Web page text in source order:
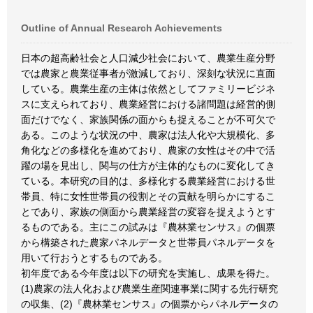
Outline of Annual Research Achievements
日本の超高齢社会と人口減少社会において、農業生産分野
では農家と農業従事者が激減しており、深刻な状況に直面
している。農業生産の主体は依然としてファミリービジネ
スに支えられており、農業経営における諸問題は経営的側
面だけでなく、家族関係の面からも捉えることが不可欠で
ある。このような状況の中、農家は法人化や大規模化、多
角化などの多様化を進めており、農家の女性はその中で活
躍の場を見出し、関与の仕方が主体的なものに変化してき
ている。本研究の目的は、多様化する農業経営における世
帯員、特に女性世帯員の役割とその貢献を明らかにするこ
とであり、家族の側面から農業経営の変容を捉えようとす
るものである。主にこの試みは『農林業センサス』の個票
から構築された農家パネルデータと世帯員パネルデータを
用いて行おうとするものである。
初年度である今年度は以下の研究を実施し、成果を得た。
(1)農家の法人化および農業生産関連事業に関する先行研究
の収集、(2)『農林業センサス』の個票からパネルデータの